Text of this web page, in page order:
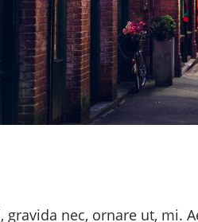
gravida nec, ornare ut, mi.